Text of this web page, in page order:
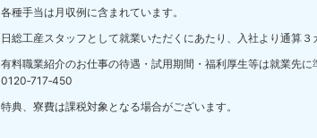
各種手当は月収例に含まれています。
日総工産スタッフとして就業いただくにあたり、入社より通算３
有料職業紹介のお仕事の待遇・試用期間・福利厚生等は就業先
0120‐717‐450
特典、寮費は課税対象となる場合がございます。